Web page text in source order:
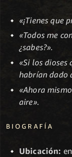
«¡Tienes que
«Todos me
¿sabes?».
«Si los dioses
habrían dado
«Ahora
aire».
BIOGRAFÍA
Ubicación: